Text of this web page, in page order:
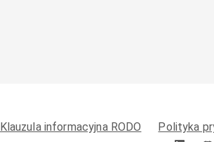
Klauzula informacyjna RODO Polityka